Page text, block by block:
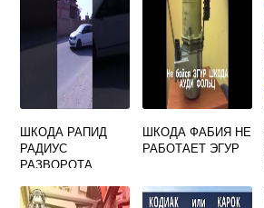
ШКОДА РАПИД
РАДИУС
РАЗВОРОТА
ШКОДА ФАБИЯ НЕ
РАБОТАЕТ ЭГУР